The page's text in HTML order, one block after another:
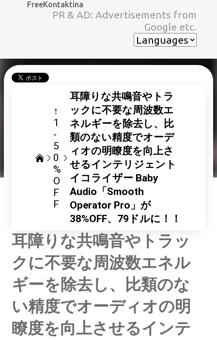
スキップしてメイン コンテンツに移動
FreeKontaktina
PR & AD: Advertisements from
Google etc.
↑
1
-
5
0
%
O
F
F
耳障りな共鳴音やトラ
ックに不要な周波数エ
ネルギーを除去し、比
類のない精度でオーデ
ィオの明瞭度を向上さ
せるインテリジェント
イコライザー Baby
Audio「Smooth
Operator Pro」が
38%OFF、79ドルに！！
耳障りな共鳴音やトラッ
クに不要な周波数エネル
ギーを除去し、比類のな
い精度でオーディオの明
瞭度を向上させるインテ